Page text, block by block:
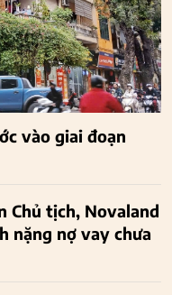
vào giai đoạn
Chủ tịch, Novaland
nặng nợ vay chưa